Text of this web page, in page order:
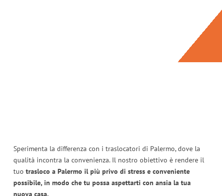
Sperimenta la differenza con i traslocatori di Palermo, dove la
qualità incontra la convenienza. Il nostro obiettivo è rendere il
tuo trasloco a Palermo il più privo di stress e conveniente
possibile, in modo che tu possa aspettarti con ansia la tua
nuova casa.